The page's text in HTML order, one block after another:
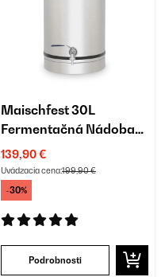
Maischfest 30L
Fermentačná Nádoba
Strieborná
139,90 €
Uvádzacia cena:199,90 €
-30%
Podrobnosti